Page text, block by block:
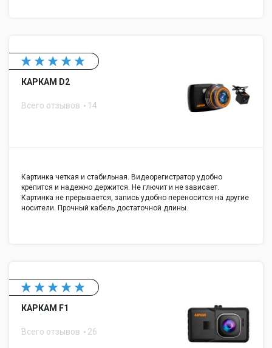
КАРКАМ D2
Всего отзывов 14
Картинка четкая и стабильная. Видеорегистратор удобно
крепится и надежно держится. Не глючит и не зависает.
Картинка не прерывается, запись удобно переносится на другие
носители. Прочный кабель достаточной длины.
КАРКАМ F1
Всего отзывов 26